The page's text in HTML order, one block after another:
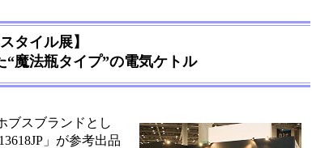
タイル展】
魔法瓶タイプ”の電気ケトル
ブスブランドとし
」が参考出品